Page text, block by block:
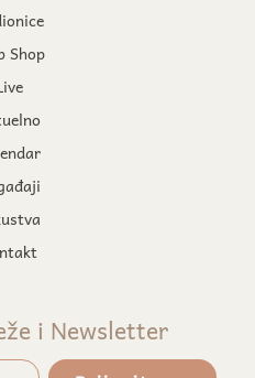
Shop
i Newsletter